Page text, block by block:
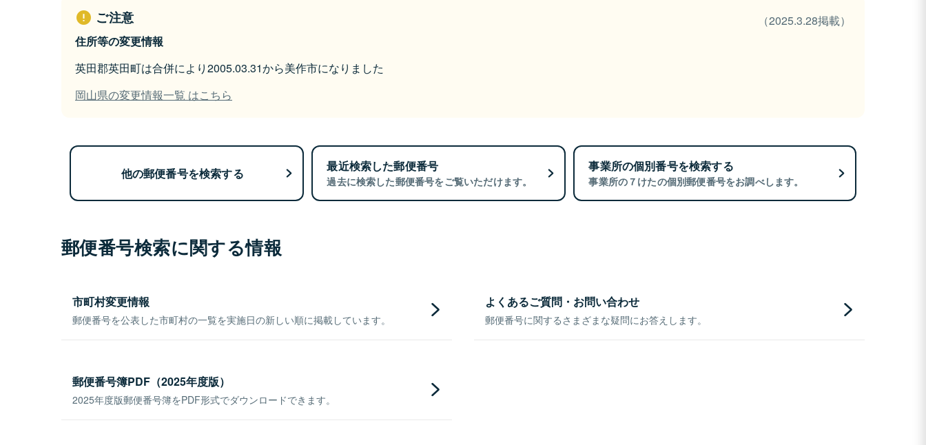
ご注意
（2025.3.28掲載）
住所等の変更情報
英田郡英田町は合併により2005.03.31から美作市になりました
岡山県の変更情報一覧 はこちら
他の郵便番号を検索する 最近検索した郵便番号
過去に検索した郵便番号をご覧いただけます。
事業所の個別番号を検索する
事業所の７けたの個別郵便番号をお調べします。
郵便番号検索に関する情報
市町村変更情報
郵便番号を公表した市町村の一覧を実施日の新しい順に掲載しています。
よくあるご質問・お問い合わせ
郵便番号に関するさまざまな疑問にお答えします。
郵便番号簿PDF（2025年度版）
2025年度版郵便番号簿をPDF形式でダウンロードできます。